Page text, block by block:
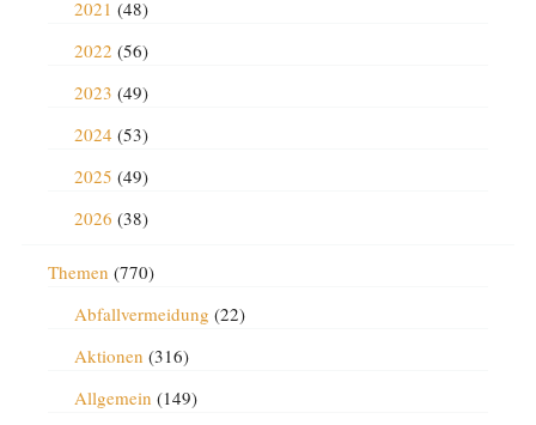
2021 (48)
2022 (56)
2023 (49)
2024 (53)
2025 (49)
2026 (38)
Themen (770)
Abfallvermeidung (22)
Aktionen (316)
Allgemein (149)